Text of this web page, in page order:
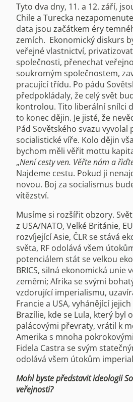
Tyto dva dny, 11. a 12. září,
Chile a Turecka
data jsou začátkem éry
zemích. Ekonomický diskurs
veřejné vlastnictví,
společnosti, přenechat
soukromým společnostem,
pracující třídu. Po pádu
předpokládaly, že celý svět
kontrolou. Tito liberální snílci
to konec dějin. Je jisté, že
Pád Sovětského svazu vyvolal
socialistické víře. Kolo dějin
bychom měli věřit mottu
„Není cesty ven. Věřte nám a
Najdeme cestu. Pokud ji
novou. Boj za socialismus
vítězství.
Musíme si rozšířit obzory.
z USA/NATO, Velké Británie,
rozvíjející Asie, ČLR se stává
světa, RF odolává všem
potenciálem stát se velkou
BRICS, silná ekonomická unie
zeměmi; Afrika se svými
vzdorující imperialismu,
Francie a USA, vyhánějící
Brazílie, kde se Lula, který byl
palácovými převraty, vrátil k
Amerika s mnoha
Fidela Castra se svým
odolává všem útokům
Mohl byste představit ideologii
veřejnosti?